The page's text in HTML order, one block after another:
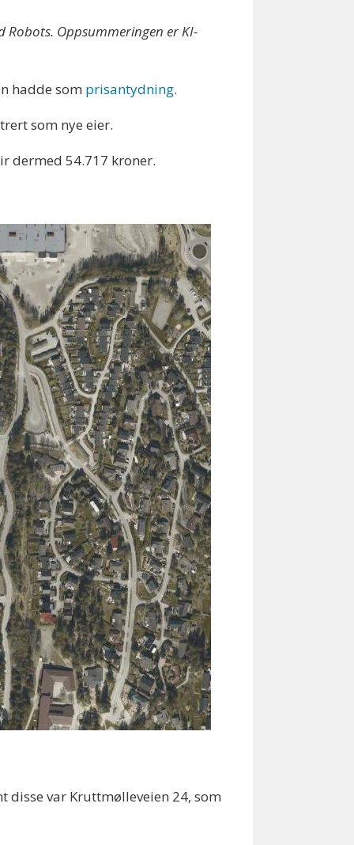
Oppsummeringen er KI-
hadde som prisantydning.
som nye eier.
dermed 54.717 kroner.
disse var Kruttmølleveien 24, som